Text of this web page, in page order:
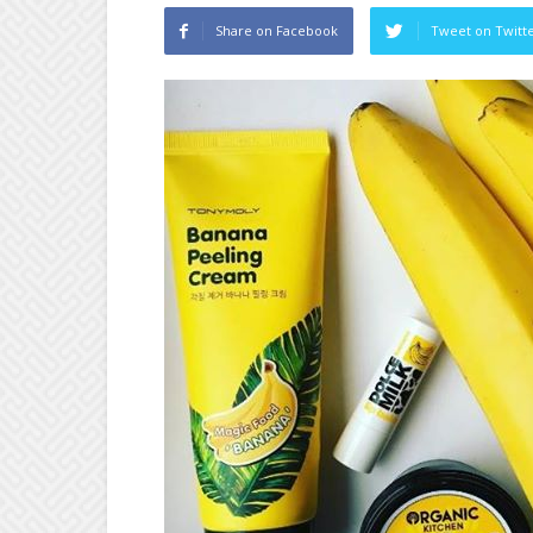
Share on Facebook Tweet on